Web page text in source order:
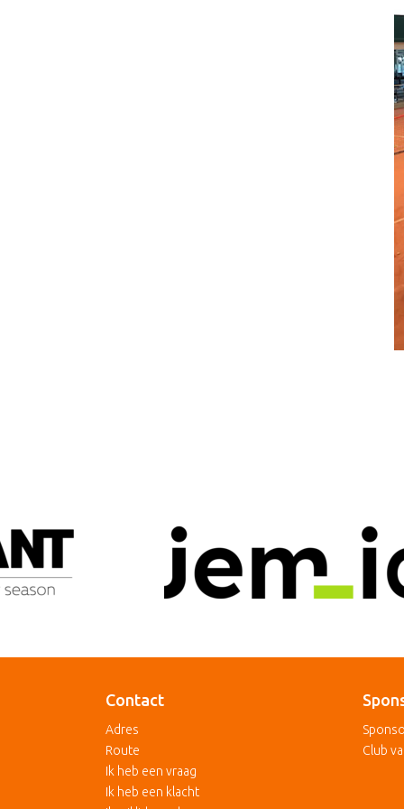
Contact
Adres
Route
Ik heb een vraag
Ik heb een klacht
Club